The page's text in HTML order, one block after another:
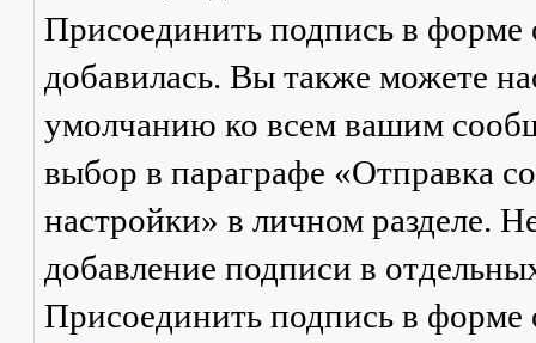
Присоединить подпись в форме
добавилась. Вы также можете
умолчанию ко всем вашим
выбор в параграфе «Отправка
настройки» в личном разделе.
добавление подписи в
Присоединить подпись в форме